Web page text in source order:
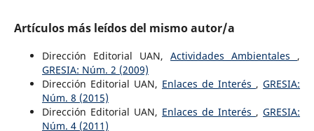
Artículos más leídos del mismo autor/a
Dirección Editorial UAN,Actividades Ambientales ,
GRESIA: Núm. 2 (2009)
Dirección Editorial UAN, Enlaces de Interés ,GRESIA:
Núm. 8 (2015)
Dirección Editorial UAN, Enlaces de Interés ,GRESIA:
Núm. 4 (2011)